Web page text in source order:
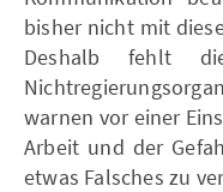
bisher nicht mit
Deshalb fehlt
warnen vor einer
Arbeit und der
etwas Falsches zu